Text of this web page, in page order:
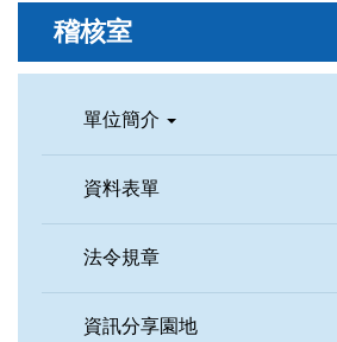
稽核室
單位簡介
資料表單
法令規章
資訊分享園地